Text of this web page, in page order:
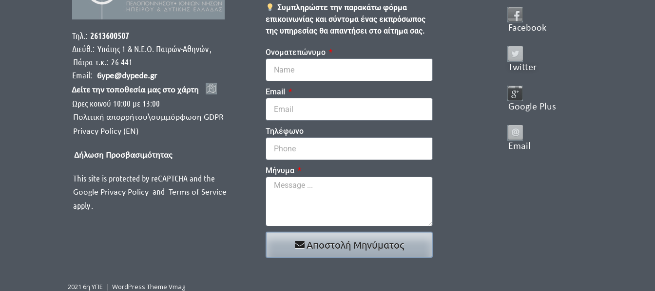
Τηλ.: 2613600507
Διεύθ.: Yπάτης 1 & Ν.Ε.Ο. Πατρών-Αθηνών,
Πάτρα τ.κ.: 26 441
Email:
6ype@dypede.gr
Δείτε την τοποθεσία μας στο χάρτη
Ωρες κοινού 10:00 με 13:00
Πολιτική απορρήτου\συμμόρφωση GDPR
Privacy Policy (EN)
Δήλωση Προσβασιμότητας
This site is protected by reCAPTCHA and the
Google Privacy Policy and Terms of Service
apply.
Συμπληρώστε την παρακάτω φόρμα
επικοινωνίας και σύντομα ένας εκπρόσωπος
της υπηρεσίας θα απαντήσει στο αίτημα σας.
Ονοματεπώνυμο
Email
Τηλέφωνο
Μήνυμα
Αποστολή Μηνύματος
Facebook
Twitter
Google Plus
Email
2021 6η ΥΠΕ | WordPress Theme Vmag